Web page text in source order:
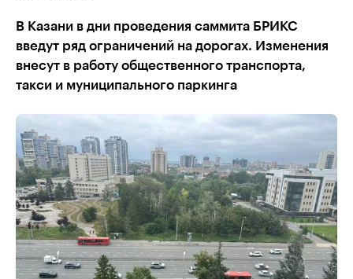
В Казани в дни проведения саммита БРИКС
введут ряд ограничений на дорогах. Изменения
внесут в работу общественного транспорта,
такси и муниципального паркинга